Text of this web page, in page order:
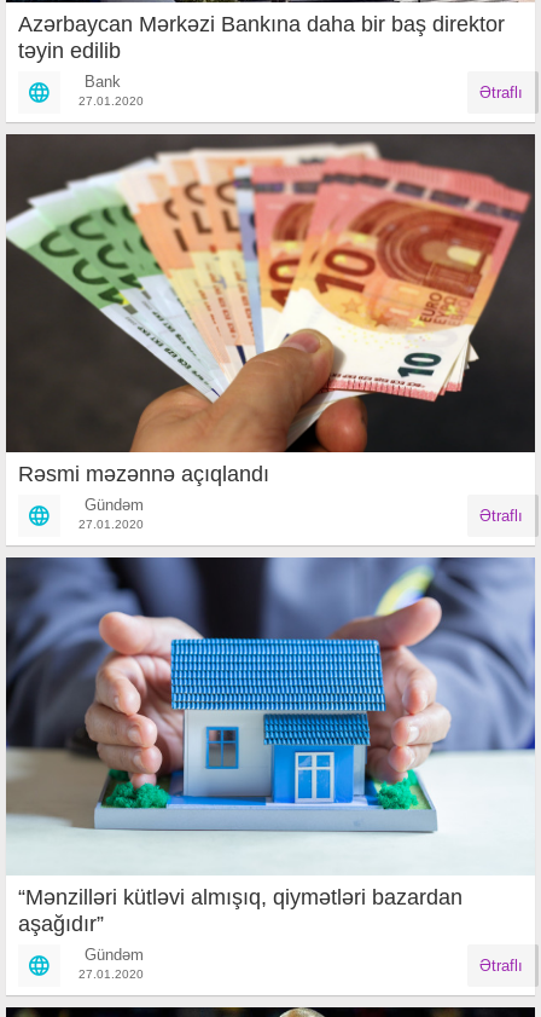
Azərbaycan Mərkəzi Bankına daha bir baş direktor
təyin edilib
Bank
27.01.2020 Ətraflı
Rəsmi məzənnə açıqlandı
Gündəm
27.01.2020 Ətraflı
“Mənzilləri kütləvi almışıq, qiymətləri bazardan
aşağıdır”
Gündəm
27.01.2020 Ətraflı